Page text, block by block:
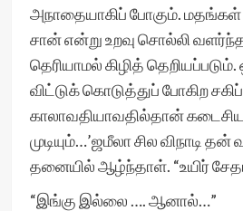
அநாதையாகிப் போகும். மதங்கள்
சான் என்று உறவு சொல்லி
தெரியாமல் கிழித்
விட்டுக் கொடுத்துப் போகிற
காலாவதியாவதில்தான்
முடியும்…’ஜமீலா சில விநாடி தன்
தனையில் ஆழ்ந்தாள். “உயிர்
“இங்கு இல்லை …. ஆனால்…”